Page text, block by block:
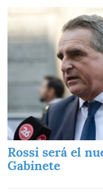
Rossi será el
Gabinete